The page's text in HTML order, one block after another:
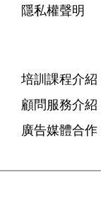
隱私權聲明
培訓課程介紹
顧問服務介紹
廣告媒體合作